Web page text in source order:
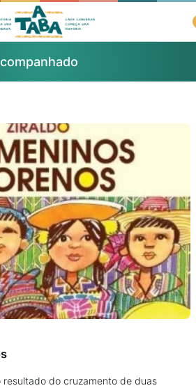
resultado do cruzamento de duas